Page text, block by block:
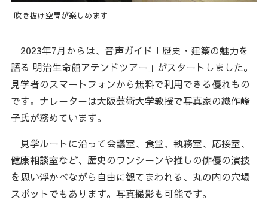
吹き抜け空間が楽しめます
2023年7月からは、音声ガイド「歴史・建築の魅力を
語る 明治生命館アテンドツアー」がスタートしました。
見学者のスマートフォンから無料で利用できる優れもの
です。ナレーターは大阪芸術大学教授で写真家の織作峰
子氏が務めています。
見学ルートに沿って会議室、食堂、執務室、応接室、
健康相談室など、歴史のワンシーンや推しの俳優の演技
を思い浮かべながら自由に観てまわれる、丸の内の穴場
スポットでもあります。写真撮影も可能です。